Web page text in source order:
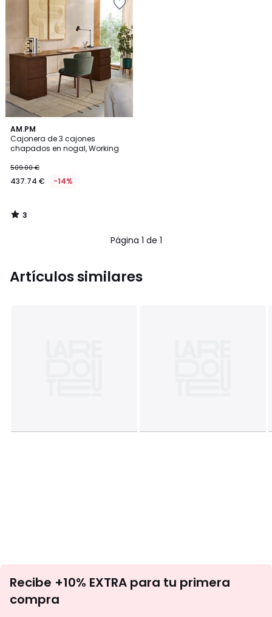
AM.PM
Cajonera de 3 cajones
chapados en nogal, Working
509.00 €
437.74 € -14%
3
/
5
3
/
Página 1 de 1
Artículos similares
te
Recibe +10% EXTRA para tu primera
compra